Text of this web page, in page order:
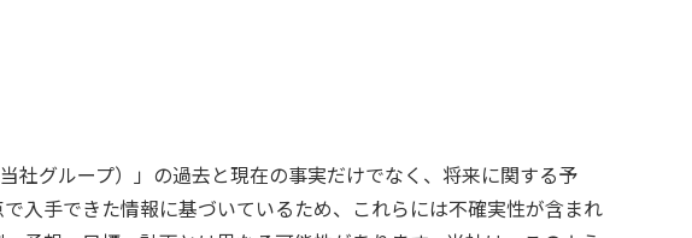
社グループ）」の過去と現在の事実だけでなく、将来に関する予
入手できた情報に基づいているため、これらには不確実性が含まれ